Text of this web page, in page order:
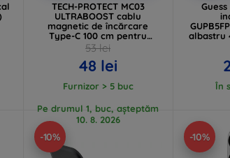
TECH-PROTECT MC03
ULTRABOOST cablu
magnetic de încărcare
Type-C 100 cm pentru
Samsung Galaxy Watch
negru (5906302361403)
53 lei
48 lei
Furnizor > 5 buc
Pe drumul 1, buc, așteptăm
10. 8. 2026
albastru
În
-10% -10%